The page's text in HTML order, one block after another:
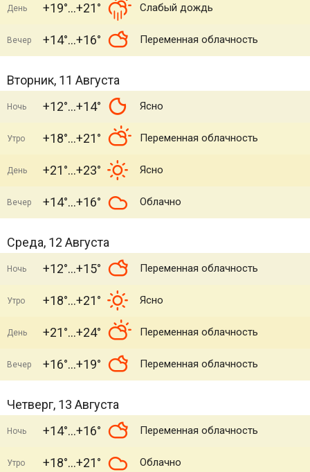
День +19° +21° Слабый дождь
Вечер +14° +16° Переменная облачность
Вторник, 11 Августа
Ночь +12° +14° Ясно
Утро +18° +21° Переменная облачность
День +21° +23° Ясно
Вечер +14° +16° Облачно
Среда, 12 Августа
Ночь +12° +15° Переменная облачность
Утро +18° +21° Ясно
День +21° +24° Переменная облачность
Вечер +16° +19° Переменная облачность
Четверг, 13 Августа
Ночь +14° +16° Переменная облачность
Утро +18° +21° Облачно